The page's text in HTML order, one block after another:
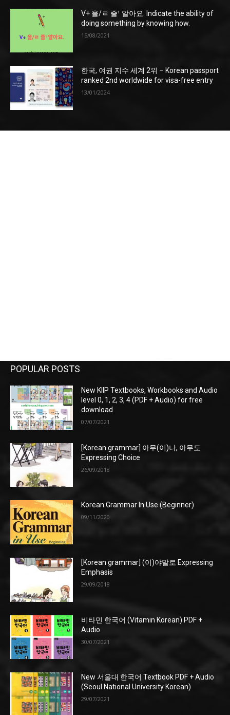
V+ 을/ㄹ 줄¹ 알아요. Indicate the ability of
doing something by knowing how.
15/08/2021
한국, 여권 지수 세계 2위 – Korean passport
ranked 2nd worldwide for visa-free entry
13/01/2024
POPULAR POSTS
New KIIP Textbooks, Workbooks and Audio
level 0, 1, 2, 3, 4 (PDF + Audio) for free
download
07/07/2021
[Korean grammar] 아무(이)나, 아무도
Expressing Choice
26/09/2018
Korean Grammar In Use (Beginner)
09/11/2020
[Korean grammar] (이)야말로 Expressing
Emphasis
29/09/2018
비타민 한국어 (Vitamin Korean) PDF +
Audio
30/07/2021
New 서울대 한국어 Textbook PDF + Audio
(Seoul National University Korean)
29/07/2021